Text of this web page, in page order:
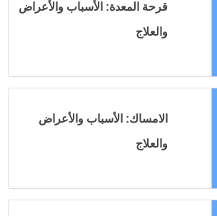
قرحة المعدة: الأسباب والأعراض
والعلاج
الامساك: الأسباب والأعراض
والعلاج